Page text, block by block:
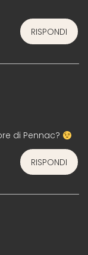
RISPONDI
di Pennac?
RISPONDI